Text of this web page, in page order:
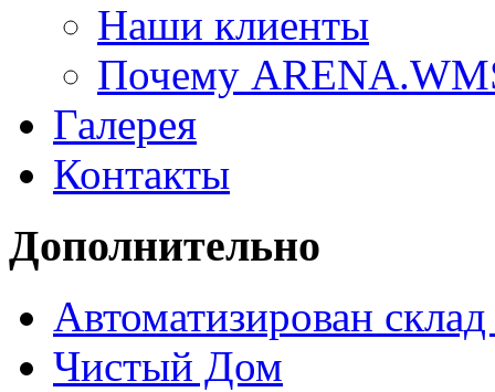
Наши клиенты
Почему
Галерея
Контакты
Дополнительно
Автоматизирован
Чистый Дом